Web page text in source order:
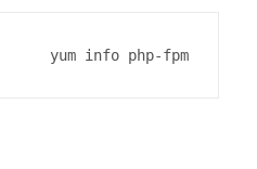
yum info php-fpm